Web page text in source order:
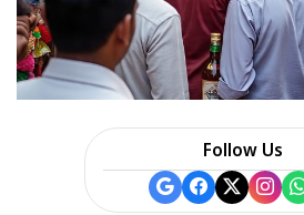
Follow Us